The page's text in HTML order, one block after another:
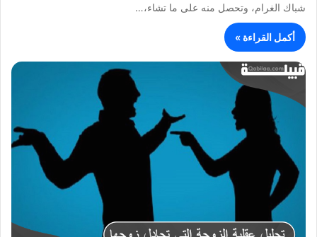
شباك الغرام، وتحصل منه على ما تشاء،…
أكمل القراءة »